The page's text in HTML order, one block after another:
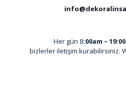
Her gün 8:00am –
bizlerler iletişim kurabilirsiniz.